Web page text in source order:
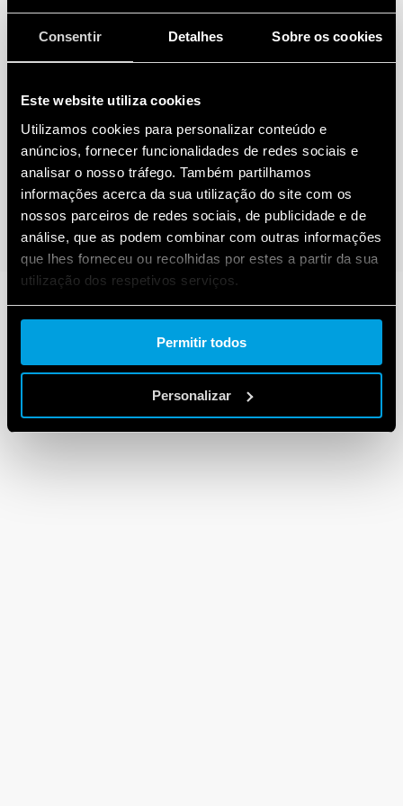
Consentir Detalhes Sobre os cookies
Este website utiliza cookies
Utilizamos cookies para personalizar conteúdo e
anúncios, fornecer funcionalidades de redes sociais e
analisar o nosso tráfego. Também partilhamos
informações acerca da sua utilização do site com os
nossos parceiros de redes sociais, de publicidade e de
análise, que as podem combinar com outras informações
que lhes forneceu ou recolhidas por estes a partir da sua
utilização dos respetivos serviços.
Cookie policy.
Permitir todos
Personalizar